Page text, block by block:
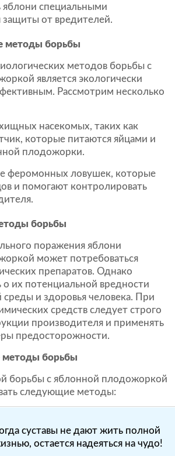
яблони специальными
защиты от вредителей.
методы борьбы
методов борьбы с
является экологически
Рассмотрим несколько
насекомых, таких как
которые питаются яйцами и
плодожорки.
феромонных ловушек, которые
и помогают контролировать
борьбы
поражения яблони
может потребоваться
препаратов. Однако
их потенциальной вредности
и здоровья человека. При
средств следует строго
производителя и применять
предосторожности.
методы борьбы
борьбы с яблонной плодожоркой
следующие методы:
суставы не дают жить полной
остается надеяться на чудо!